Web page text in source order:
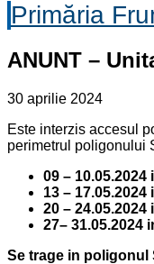
Primăria
ANUNT –
30 aprilie 2024
Este interzis accesul
perimetrul poligonului
09 – 10.05.2024
13 – 17.05.2024
20 –
27– 31.05.2024
Se trage in poligonul